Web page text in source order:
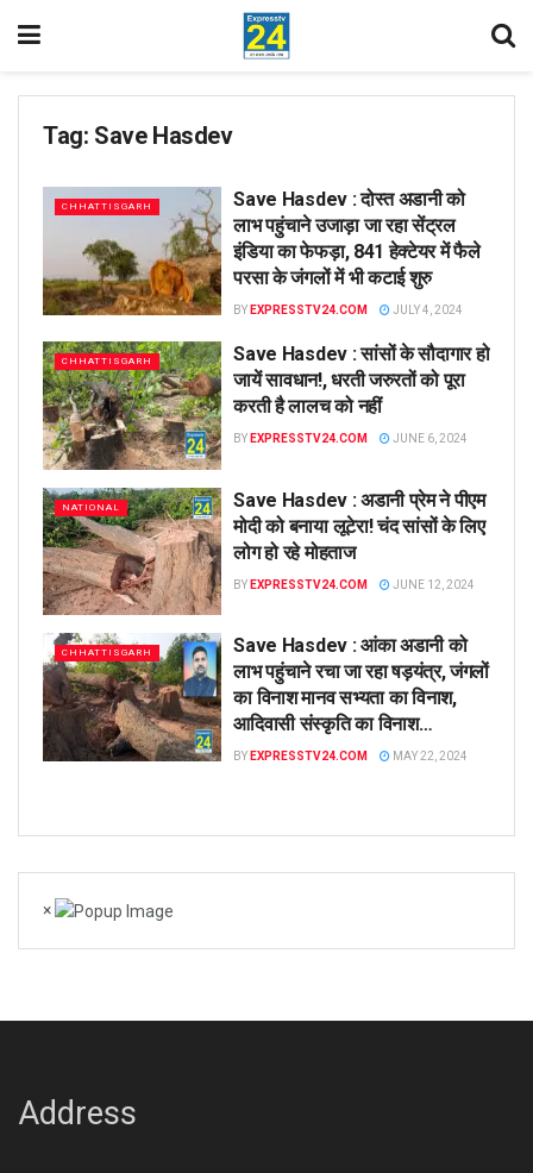
Tag: Save Hasdev
CHHATTISGARH
Save Hasdev : दोस्त अडानी को
लाभ पहुंचाने उजाड़ा जा रहा सेंट्रल
इंडिया का फेफड़ा, 841 हेक्टेयर में फैले
परसा के जंगलों में भी कटाई शुरु
BY EXPRESSTV24.COM JULY 4, 2024
CHHATTISGARH
Save Hasdev : सांसों के सौदागार हो
जायें सावधान!, धरती जरुरतों को पूरा
करती है लालच को नहीं
BY EXPRESSTV24.COM JUNE 6, 2024
NATIONAL
Save Hasdev : अडानी प्रेम ने पीएम
मोदी को बनाया लूटेरा! चंद सांसों के लिए
लोग हो रहे मोहताज
BY EXPRESSTV24.COM JUNE 12, 2024
CHHATTISGARH
Save Hasdev : आंका अडानी को
लाभ पहुंचाने रचा जा रहा षड़यंत्र, जंगलों
का विनाश मानव सभ्यता का विनाश,
आदिवासी संस्कृति का विनाश…
BY EXPRESSTV24.COM MAY 22, 2024
×
Address